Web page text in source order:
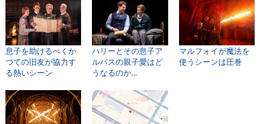
息子を助けるべくか
つての旧友が協力す
る熱いシーン
ハリーとその息子ア
ルバスの親子愛はど
うなるのか…
マルフォイが魔法を
使うシーンは圧巻